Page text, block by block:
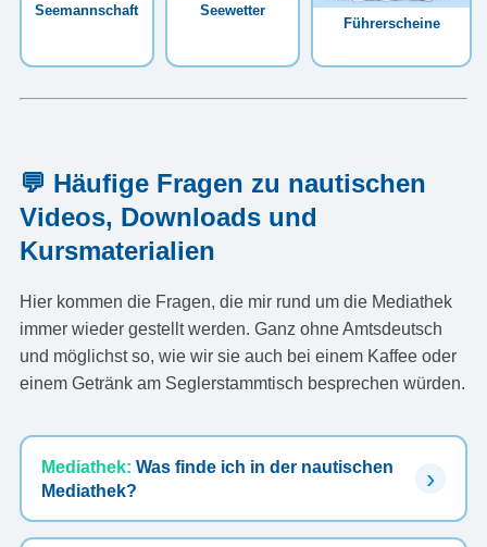
Seemannschaft
Seewetter
Führerscheine
💬 Häufige Fragen zu nautischen
Videos, Downloads und
Kursmaterialien
Hier kommen die Fragen, die mir rund um die Mediathek
immer wieder gestellt werden. Ganz ohne Amtsdeutsch
und möglichst so, wie wir sie auch bei einem Kaffee oder
einem Getränk am Seglerstammtisch besprechen würden.
Mediathek: Was finde ich in der nautischen
Mediathek?